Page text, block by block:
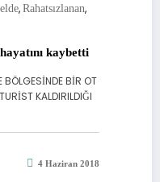
, Rahatsızlanan,
kaybetti
BÖLGESİNDE BİR OT
KALDIRILDIĞI
4 Haziran 2018